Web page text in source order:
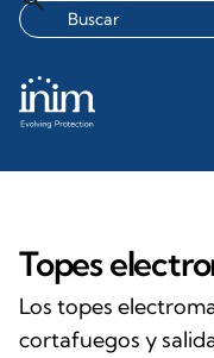
Topes
Los topes
cortafuegos y